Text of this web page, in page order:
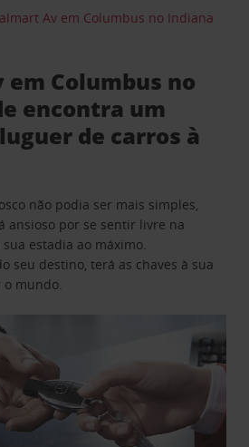
Av em Columbus no Indiana
Columbus no
encontra um
de carros à
não podia ser mais simples,
ansioso por se sentir livre na
estadia ao máximo.
seu destino, terá as chaves à sua
mundo.